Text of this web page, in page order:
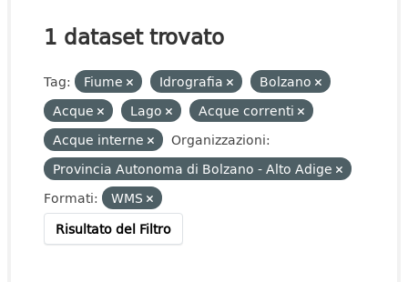
1 dataset trovato
Tag: Fiume Idrografia
Bolzano
Acque
Lago
Acque correnti
Acque interne
Organizzazioni:
Provincia Autonoma di Bolzano - Alto Adige
Formati:
WMS
Risultato del Filtro